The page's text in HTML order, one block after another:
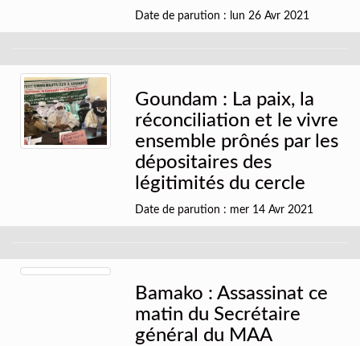
Date de parution : lun 26 Avr 2021
Goundam : La paix, la
réconciliation et le vivre
ensemble prônés par les
dépositaires des
légitimités du cercle
Date de parution : mer 14 Avr 2021
Bamako : Assassinat ce
matin du Secrétaire
général du MAA